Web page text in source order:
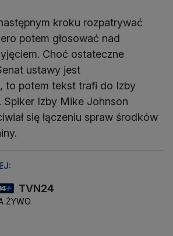
kroku rozpatrywać
potem głosować nad
Choć ostateczne
ustawy jest
to potem tekst trafi do Izby
Spiker Izby Mike Johnson
się łączeniu spraw środków
TVN24
ŻYWO